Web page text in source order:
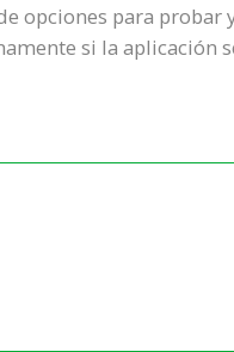
opciones para
si la aplicación